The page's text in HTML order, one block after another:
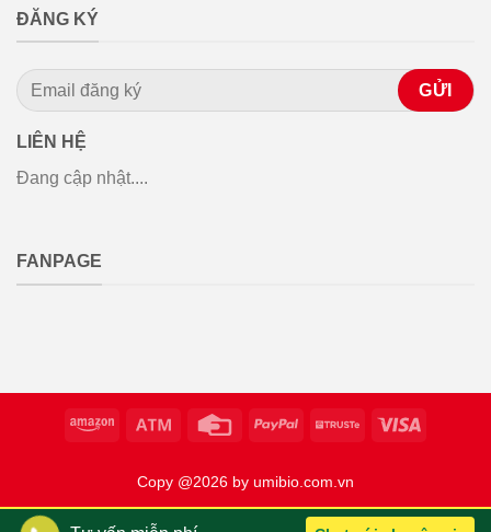
ĐĂNG KÝ
LIÊN HỆ
Đang cập nhật....
FANPAGE
Copy @2026 by umibio.com.vn